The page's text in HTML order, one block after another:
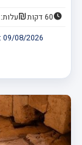
60 דקות עלות: 25–38 ₪
09/08/2026